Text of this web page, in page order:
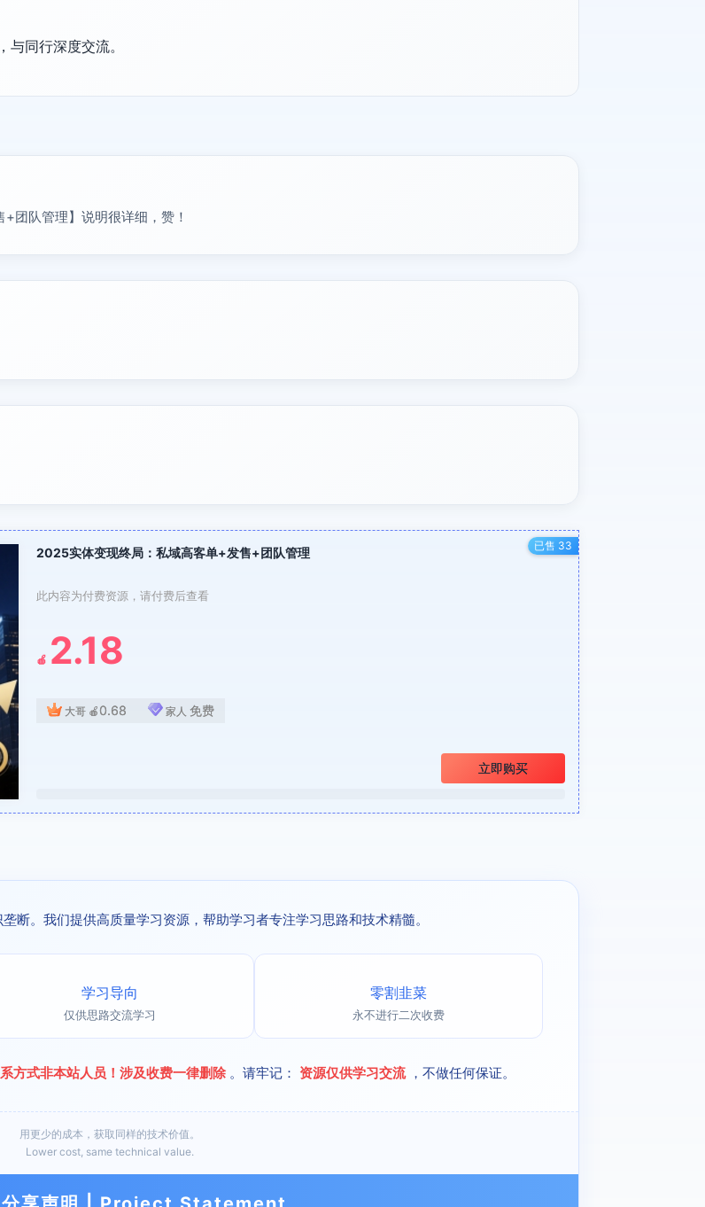
同行深度交流。
团队管理】说明很详细，赞！
2025实体变现终局：私域高客单+发售+团队管理
此内容为付费资源，请付费后查看
🍎 2.18
大哥 🍎0.68 家人 免费
立即购买
已售 33
断。我们提供高质量学习资源，帮助学习者专注学习思路和技术精髓。
学习导向
仅供思路交流学习
零割韭菜
永不进行二次收费
方式非本站人员！涉及收费一律删除 。请牢记： 资源仅供学习交流 ，不做任何保证。
用更少的成本，获取同样的技术价值。
Lower cost, same technical value.